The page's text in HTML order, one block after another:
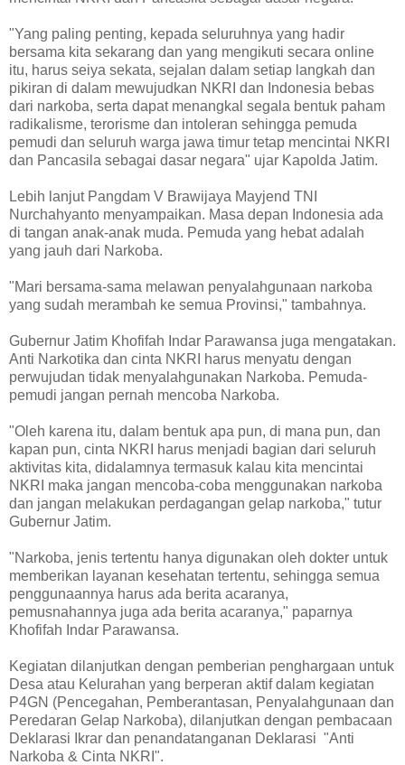
"Yang paling penting, kepada seluruhnya yang hadir
bersama kita sekarang dan yang mengikuti secara online
itu, harus seiya sekata, sejalan dalam setiap langkah dan
pikiran di dalam mewujudkan NKRI dan Indonesia bebas
dari narkoba, serta dapat menangkal segala bentuk paham
radikalisme, terorisme dan intoleran sehingga pemuda
pemudi dan seluruh warga jawa timur tetap mencintai NKRI
dan Pancasila sebagai dasar negara" ujar Kapolda Jatim.
Lebih lanjut Pangdam V Brawijaya Mayjend TNI
Nurchahyanto menyampaikan. Masa depan Indonesia ada
di tangan anak-anak muda. Pemuda yang hebat adalah
yang jauh dari Narkoba.
"Mari bersama-sama melawan penyalahgunaan narkoba
yang sudah merambah ke semua Provinsi," tambahnya.
Gubernur Jatim Khofifah Indar Parawansa juga mengatakan.
Anti Narkotika dan cinta NKRI harus menyatu dengan
perwujudan tidak menyalahgunakan Narkoba. Pemuda-
pemudi jangan pernah mencoba Narkoba.
"Oleh karena itu, dalam bentuk apa pun, di mana pun, dan
kapan pun, cinta NKRI harus menjadi bagian dari seluruh
aktivitas kita, didalamnya termasuk kalau kita mencintai
NKRI maka jangan mencoba-coba menggunakan narkoba
dan jangan melakukan perdagangan gelap narkoba," tutur
Gubernur Jatim.
"Narkoba, jenis tertentu hanya digunakan oleh dokter untuk
memberikan layanan kesehatan tertentu, sehingga semua
penggunaannya harus ada berita acaranya,
pemusnahannya juga ada berita acaranya," paparnya
Khofifah Indar Parawansa.
Kegiatan dilanjutkan dengan pemberian penghargaan untuk
Desa atau Kelurahan yang berperan aktif dalam kegiatan
P4GN (Pencegahan, Pemberantasan, Penyalahgunaan dan
Peredaran Gelap Narkoba), dilanjutkan dengan pembacaan
Deklarasi Ikrar dan penandatanganan Deklarasi "Anti
Narkoba & Cinta NKRI".